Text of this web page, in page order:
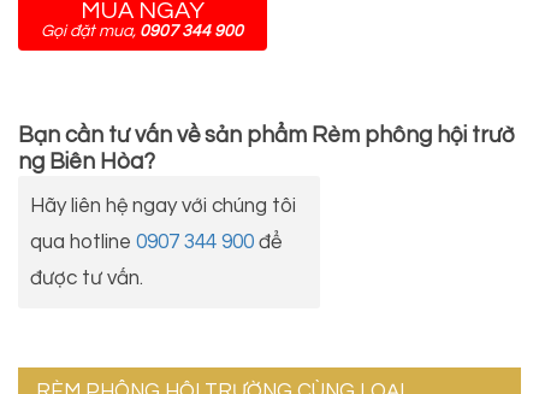
MUA NGAY
Gọi đặt mua, 0907 344 900
Bạn cần tư vấn về sản phẩm Rèm phông hội trườ
ng Biên Hòa?
Hãy liên hệ ngay với chúng tôi
qua hotline 0907 344 900 để
được tư vấn.